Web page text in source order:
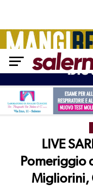
LIVE
Pomeriggio
Migliorini,